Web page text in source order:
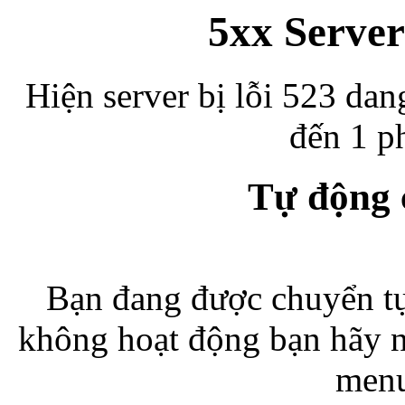
5xx
Hiện server bị lỗi 523
đến 1
Tự động
Bạn đang được chuyển
không hoạt động bạn hãy